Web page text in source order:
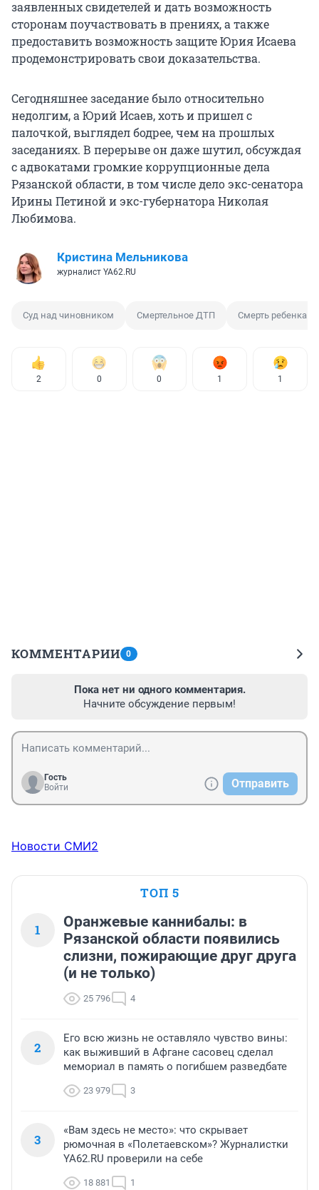
заявленных свидетелей и дать возможность
сторонам поучаствовать в прениях, а также
предоставить возможность защите Юрия Исаева
продемонстрировать свои доказательства.
Сегодняшнее заседание было относительно
недолгим, а Юрий Исаев, хоть и пришел с
палочкой, выглядел бодрее, чем на прошлых
заседаниях. В перерыве он даже шутил, обсуждая
с адвокатами громкие коррупционные дела
Рязанской области, в том числе дело экс-сенатора
Ирины Петиной и экс-губернатора Николая
Любимова.
Кристина Мельникова
журналист YA62.RU
Суд над чиновником Смертельное ДТП Смерть ребенка
2 0 0 1 1
КОММЕНТАРИИ 0
Пока нет ни одного комментария.
Начните обсуждение первым!
Гость
Войти
Отправить
Новости СМИ2
ТОП 5
1
Оранжевые каннибалы: в
Рязанской области появились
слизни, пожирающие друг друга
(и не только)
25 796 4
2
Его всю жизнь не оставляло чувство вины:
как выживший в Афгане сасовец сделал
мемориал в память о погибшем разведбате
23 979 3
3
«Вам здесь не место»: что скрывает
рюмочная в «Полетаевском»? Журналистки
YA62.RU проверили на себе
18 881 1